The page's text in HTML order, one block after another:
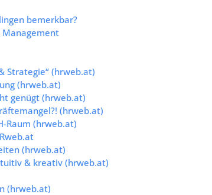
bemerkbar?
Strategie“ (hrweb.at)
(hrweb.at)
genügt (hrweb.at)
(hrweb.at)
Raum (hrweb.at)
(hrweb.at)
& kreativ (hrweb.at)
(hrweb.at)